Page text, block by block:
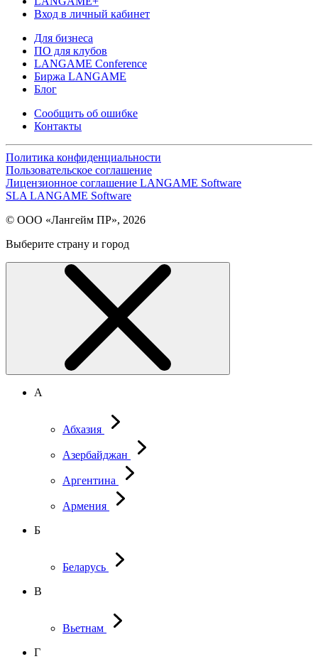
Вход в личный кабинет
Для бизнеса
ПО для клубов
LANGAME Conference
Биржа LANGAME
Блог
Сообщить об ошибке
Контакты
Политика конфиденциальности
Пользовательское соглашение
Лицензионное соглашение LANGAME Software
SLA LANGAME Software
© ООО «Лангейм ПР», 2026
Выберите страну и город
А
Абхазия
Азербайджан
Аргентина
Армения
Б
Беларусь
В
Вьетнам
Г